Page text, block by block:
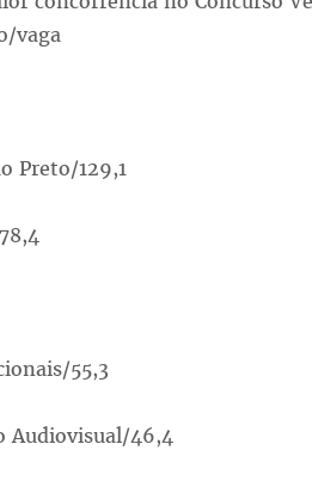
vaga
Preto/129,1
55,3
Audiovisual/46,4